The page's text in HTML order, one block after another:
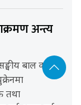
अन्त्य
बाल कोष
तथा